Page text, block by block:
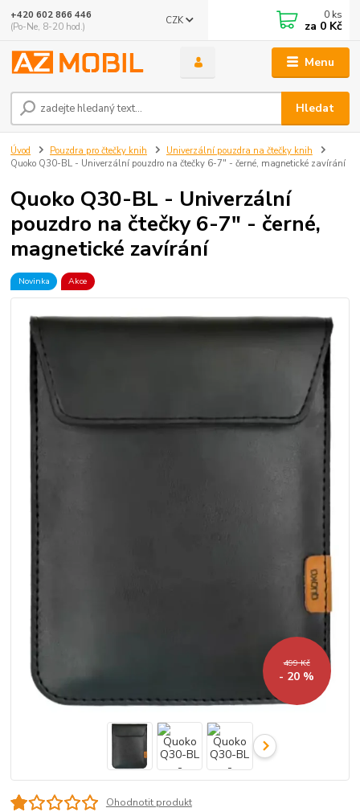
Menu
CZK
Hledat
+420 602 866 446
(Po-Ne, 8-20 hod.)
0 ks
za 0 Kč
Úvod Pouzdra pro čtečky knih
Univerzální pouzdra na čtečky knih
Quoko Q30-BL - Univerzální pouzdro na čtečky 6-7" - černé, magnetické zavírání
Quoko Q30-BL - Univerzální
pouzdro na čtečky 6-7" - černé,
magnetické zavírání
Novinka Akce
499 Kč
- 20 %
Ohodnotit produkt